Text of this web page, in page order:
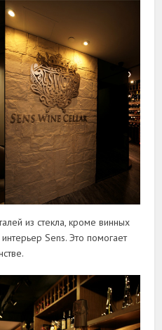
из стекла, кроме винных
Sens. Это помогает